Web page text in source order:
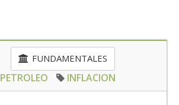
FUNDAMENTALES
PETROLEO INFLACION